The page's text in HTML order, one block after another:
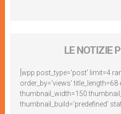
LE NOTIZIE
[wpp post_type='post' limit=4
order_by='views' title_length=68
thumbnail_width=150
thumbnail_build='predefined'